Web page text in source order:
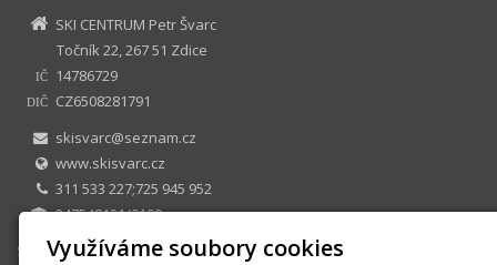
SKI CENTRUM Petr Švarc
Točník 22, 267 51 Zdice
IČ 14786729
DIČ
CZ6508281791
skisvarc@seznam.cz
www.skisvarc.cz
311 533 227;725 945 952
247548131/0100
SKI CENTRUM Petr Švarc
Využíváme soubory cookies